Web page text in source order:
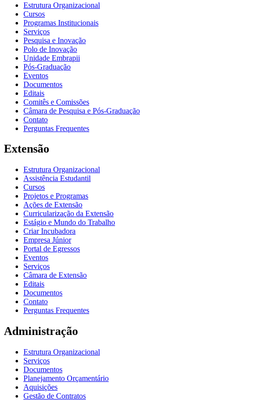
Estrutura Organizacional
Cursos
Programas Institucionais
Serviços
Pesquisa e Inovação
Polo de Inovação
Unidade Embrapii
Pós-Graduação
Eventos
Documentos
Editais
Comitês e Comissões
Câmara de Pesquisa e Pós-Graduação
Contato
Perguntas Frequentes
Extensão
Estrutura Organizacional
Assistência Estudantil
Cursos
Projetos e Programas
Ações de Extensão
Curricularização da Extensão
Estágio e Mundo do Trabalho
Criar Incubadora
Empresa Júnior
Portal de Egressos
Eventos
Serviços
Câmara de Extensão
Editais
Documentos
Contato
Perguntas Frequentes
Administração
Estrutura Organizacional
Serviços
Documentos
Planejamento Orçamentário
Aquisições
Gestão de Contratos